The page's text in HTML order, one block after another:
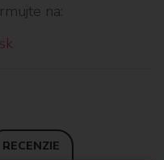
na:
RECENZIE